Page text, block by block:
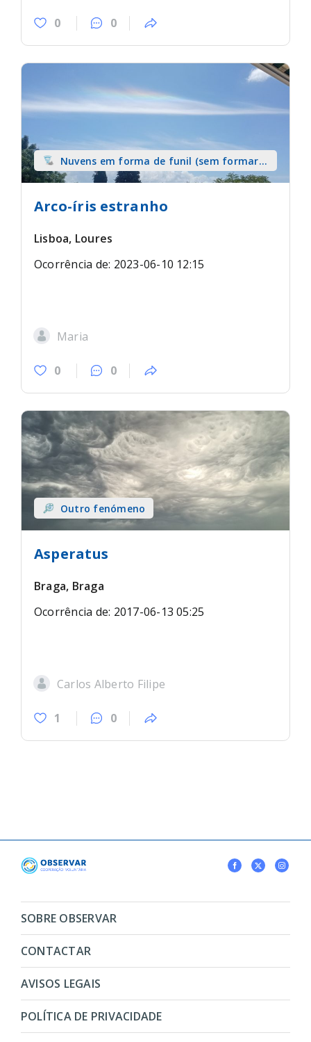
0 0
Nuvens em forma de funil (sem formar
tromba) sobre terra
Arco-íris estranho
Lisboa, Loures
Ocorrência de: 2023-06-10 12:15
Maria
0 0
Outro fenómeno
Asperatus
Braga, Braga
Ocorrência de: 2017-06-13 05:25
Carlos Alberto Filipe
1 0
SOBRE OBSERVAR
CONTACTAR
AVISOS LEGAIS
POLÍTICA DE PRIVACIDADE